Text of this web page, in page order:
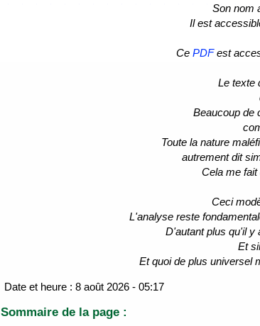
Son nom
Il est
Ce PDFest
Le texte
Beaucoup de
Toute la nature
autrement dit
Cela me
Ceci
L'analyse reste
D'autant plus qu'il y
Et
Et quoi de plus universel
Date et heure : 8 août 2026 - 05:17
Sommaire de la page :